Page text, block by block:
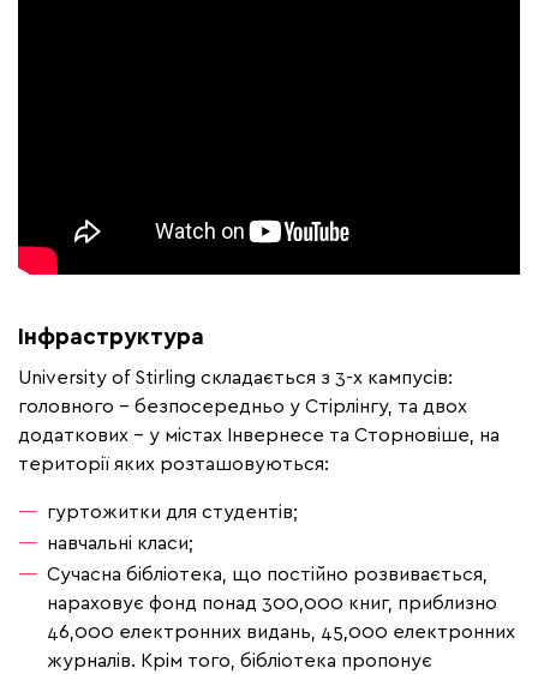
Інфраструктура
University of Stirling складається з 3-х кампусів:
головного – безпосередньо у Стірлінгу, та двох
додаткових – у містах Інвернесе та Сторновіше, на
території яких розташовуються:
гуртожитки для студентів;
навчальні класи;
Сучасна бібліотека, що постійно розвивається,
нараховує фонд понад 300,000 книг, приблизно
46,000 електронних видань, 45,000 електронних
журналів. Крім того, бібліотека пропонує